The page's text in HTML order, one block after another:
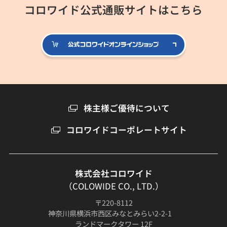
コロワイド公式通販サイトはこちら
公式コロ
株主様ご優待について
コロワイドコーポレートサイト
株式会社コロワイド
（COLOWIDE CO., LTD.）
〒220-8112
神奈川県横浜市西区みなとみらい2-2-1
ランドマークタワー 12F